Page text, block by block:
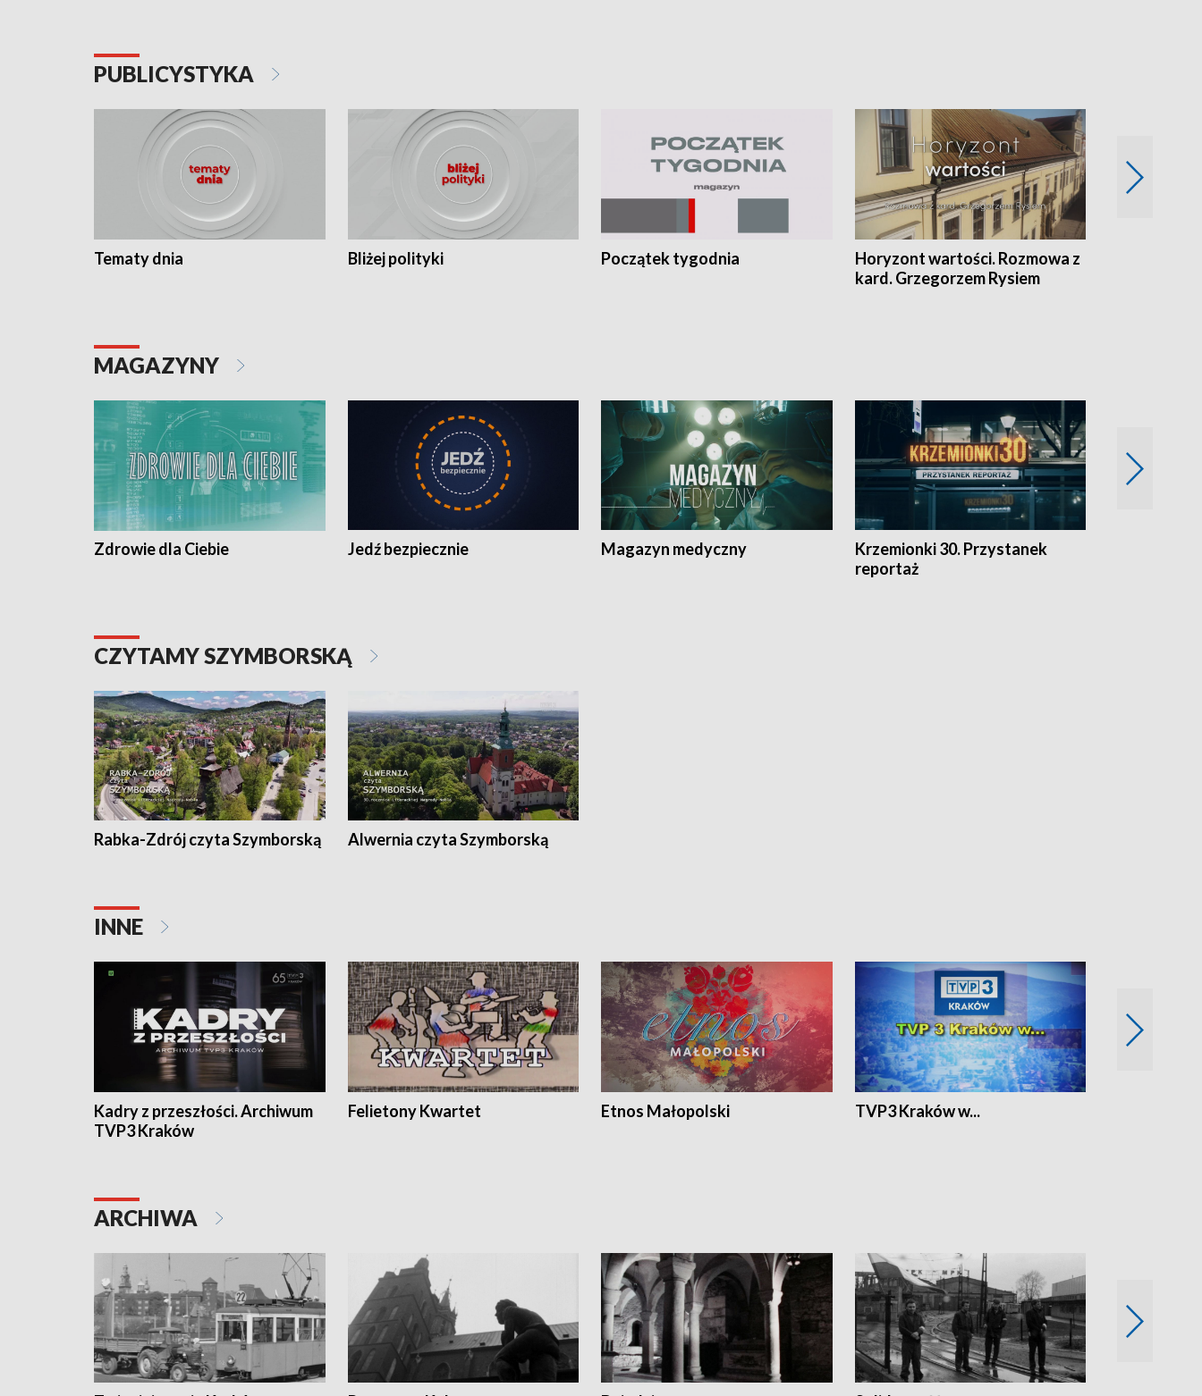
PUBLICYSTYKA
Tematy dnia Bliżej polityki Początek tygodnia
Horyzont wartości. Rozmowa z
kard. Grzegorzem Rysiem
MAGAZYNY
Zdrowie dla Ciebie Jedź bezpiecznie Magazyn medyczny
Krzemionki 30. Przystanek
reportaż
CZYTAMY SZYMBORSKĄ
Rabka-Zdrój czyta Szymborską Alwernia czyta Szymborską
INNE
Kadry z przeszłości. Archiwum
TVP3 Kraków
Felietony Kwartet Etnos Małopolski TVP3 Kraków w...
ARCHIWA